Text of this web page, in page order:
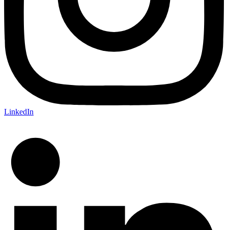
LinkedIn